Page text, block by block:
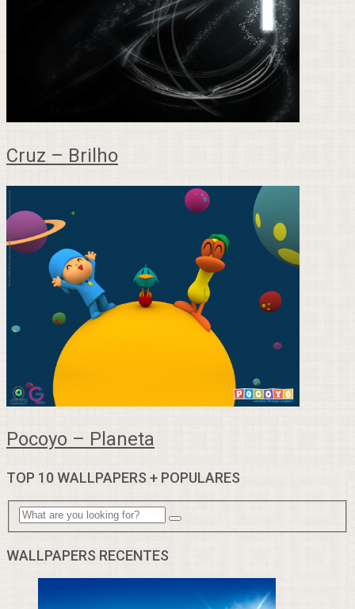
Cruz – Brilho
Pocoyo – Planeta
TOP 10 WALLPAPERS + POPULARES
WALLPAPERS RECENTES